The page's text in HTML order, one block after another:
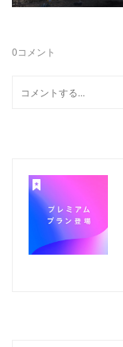
0コメント